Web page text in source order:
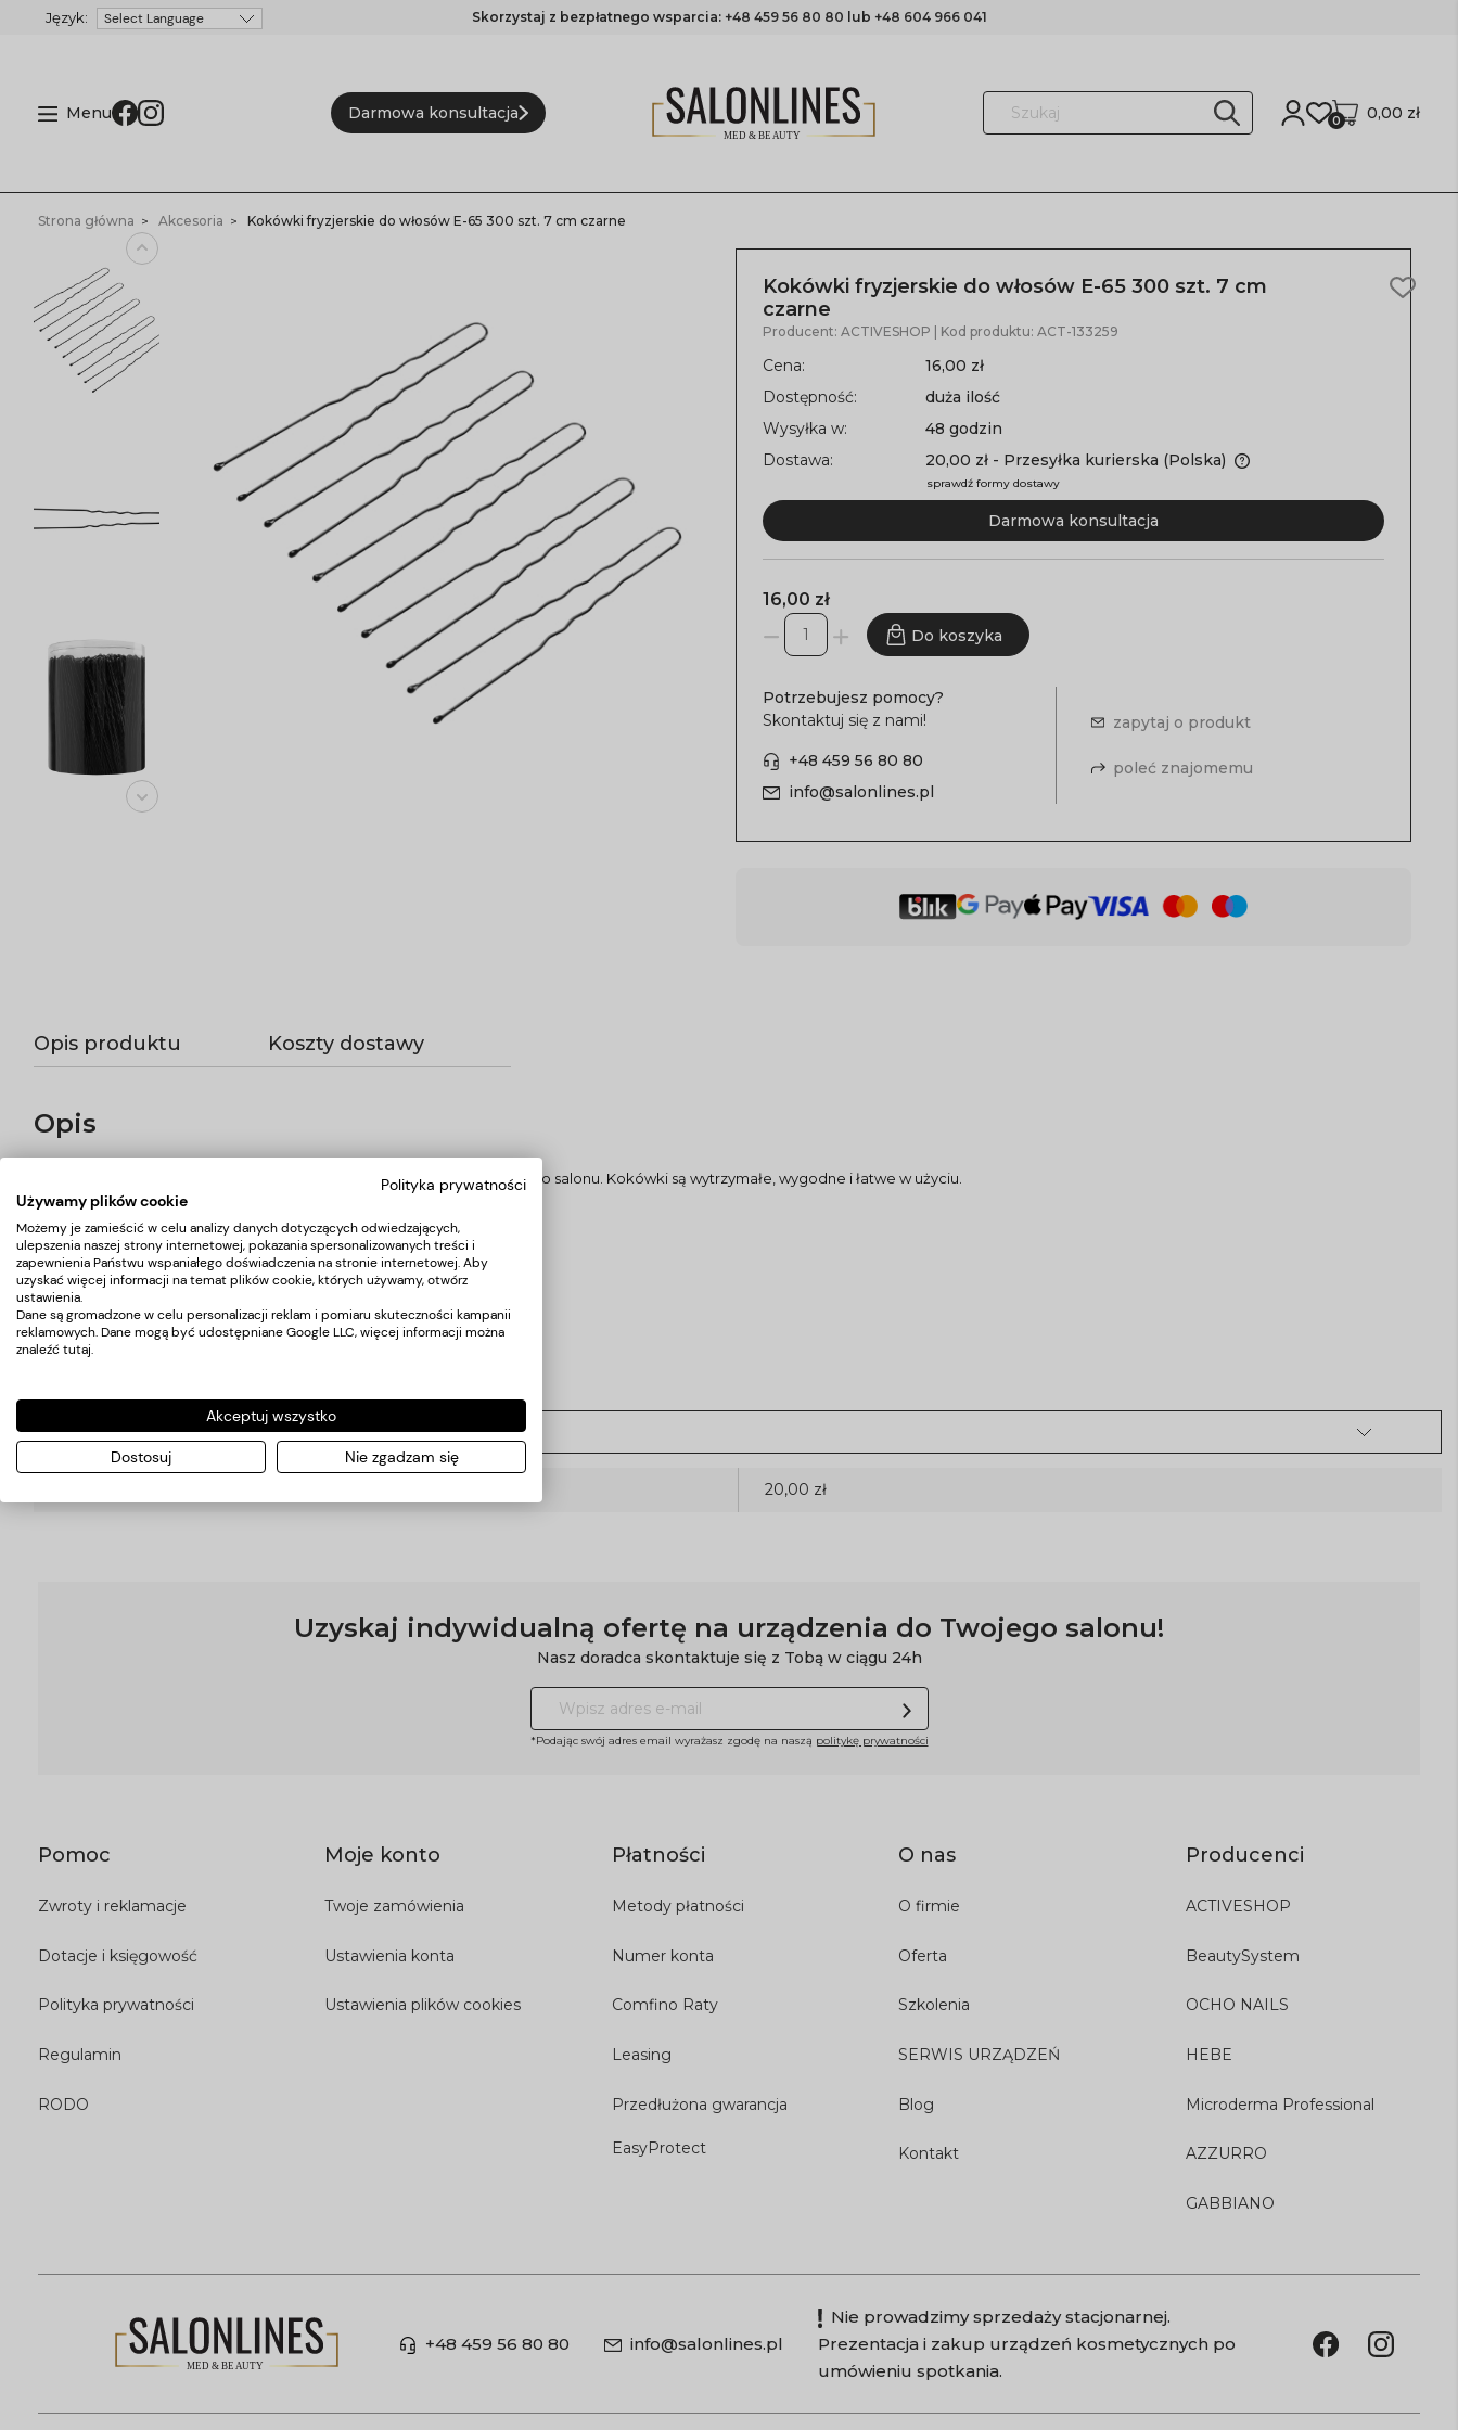
Skorzystaj z bezpłatnego wsparcia: +48 459 56 80 80 lub +48 604 966 041
Menu Darmowa konsultacja 0,00 zł
0
Strona główna Akcesoria Kokówki fryzjerskie do włosów E-65 300 szt. 7 cm czarne
Kokówki fryzjerskie do włosów E-65 300 szt. 7 cm
czarne
Producent:ACTIVESHOP | Kod produktu: ACT-133259
Cena:
16,00 zł
Dostępność:
duża ilość
Wysyłka w:
48 godzin
Dostawa:
20,00 zł - Przesyłka kurierska (Polska)
sprawdź formy dostawy
Darmowa konsultacja
16,00 zł
Do koszyka
Potrzebujesz pomocy?
Skontaktuj się z nami!
+48 459 56 80 80
info@salonlines.pl
zapytaj o produkt
poleć znajomemu
Opis produktu Koszty dostawy
Opis
Metalowe kokówki fryzjerskie do włosów to niezbędny element każdego salonu. Kokówki są wytrzymałe, wygodne i łatwe w użyciu.
- Szerokie zastosowanie
- Kolor czarny
- Opakowaie 300szt.
Koszty dostawy
20,00 zł
Uzyskaj indywidualną ofertę na urządzenia do Twojego salonu!
Nasz doradca skontaktuje się z Tobą w ciągu 24h
*Podając swój adres email wyrażasz zgodę na naszą politykę prywatności
Pomoc
Zwroty i reklamacje
Dotacje i księgowość
Polityka prywatności
Regulamin
RODO
Moje konto
Twoje zamówienia
Ustawienia konta
Ustawienia plików cookies
Płatności
Metody płatności
Numer konta
Comfino Raty
Leasing
Przedłużona gwarancja
EasyProtect
O nas
O firmie
Oferta
Szkolenia
SERWIS URZĄDZEŃ
Blog
Kontakt
Producenci
ACTIVESHOP
BeautySystem
OCHO NAILS
HEBE
Microderma Professional
AZZURRO
GABBIANO
+48 459 56 80 80 info@salonlines.pl
Nie prowadzimy sprzedaży stacjonarnej.
Prezentacja i zakup urządzeń kosmetycznych po
umówieniu spotkania.
Polityka prywatności
Używamy plików cookie
Możemy je zamieścić w celu analizy danych dotyczących odwiedzających,
ulepszenia naszej strony internetowej, pokazania spersonalizowanych treści i
zapewnienia Państwu wspaniałego doświadczenia na stronie internetowej. Aby
uzyskać więcej informacji na temat plików cookie, których używamy, otwórz
ustawienia.
Dane są gromadzone w celu personalizacji reklam i pomiaru skuteczności kampanii
reklamowych. Dane mogą być udostępniane Google LLC, więcej informacji można
znaleźć tutaj.
Akceptuj wszystko
Dostosuj Nie zgadzam się